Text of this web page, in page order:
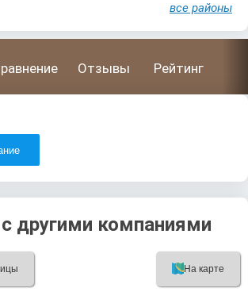
все районы
Отзывы Рейтинг
другими компаниями
На карте